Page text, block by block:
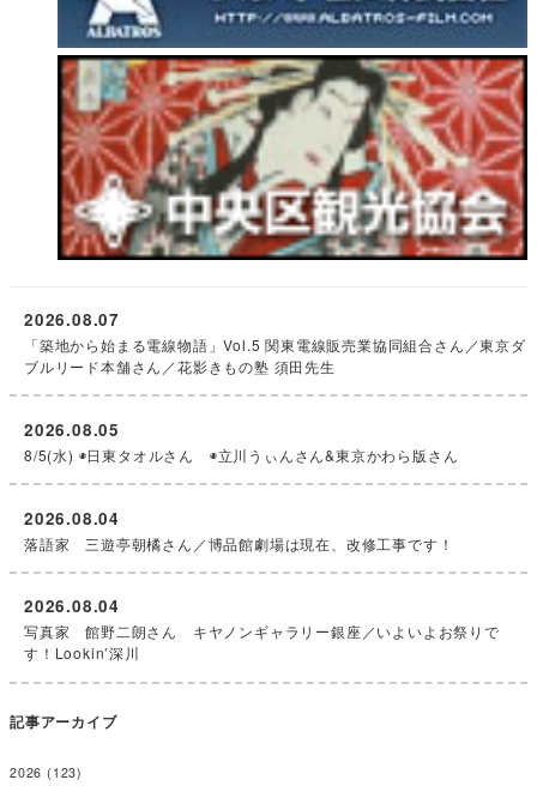
「築地から始まる電線物語」Vol.5 関東電線販売業協同組合さん／東京ダ
ブルリード本舗さん／花影きもの塾 須田先生
2026.08.07
8/5(水) ◉日東タオルさん ◉立川うぃんさん&東京かわら版さん
2026.08.05
落語家 三遊亭朝橘さん／博品館劇場は現在、改修工事です！
2026.08.04
写真家 館野二朗さん キヤノンギャラリー銀座／いよいよお祭りで
す！Lookin’深川
2026.08.04
記事アーカイブ
2026 (123)